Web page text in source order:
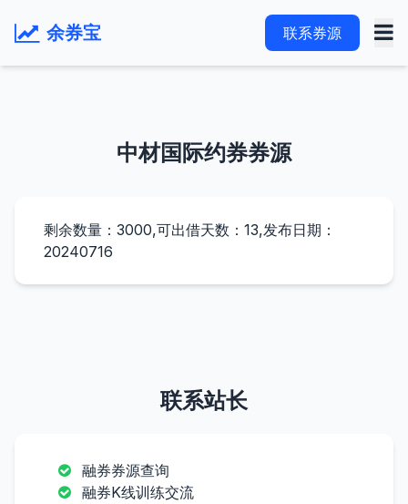
余券宝 联系券源
中材国际约券券源
剩余数量：3000,可出借天数：13,发布日期：
20240716
联系站长
融券券源查询
融券K线训练交流